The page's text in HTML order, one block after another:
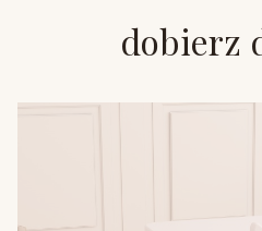
dobierz